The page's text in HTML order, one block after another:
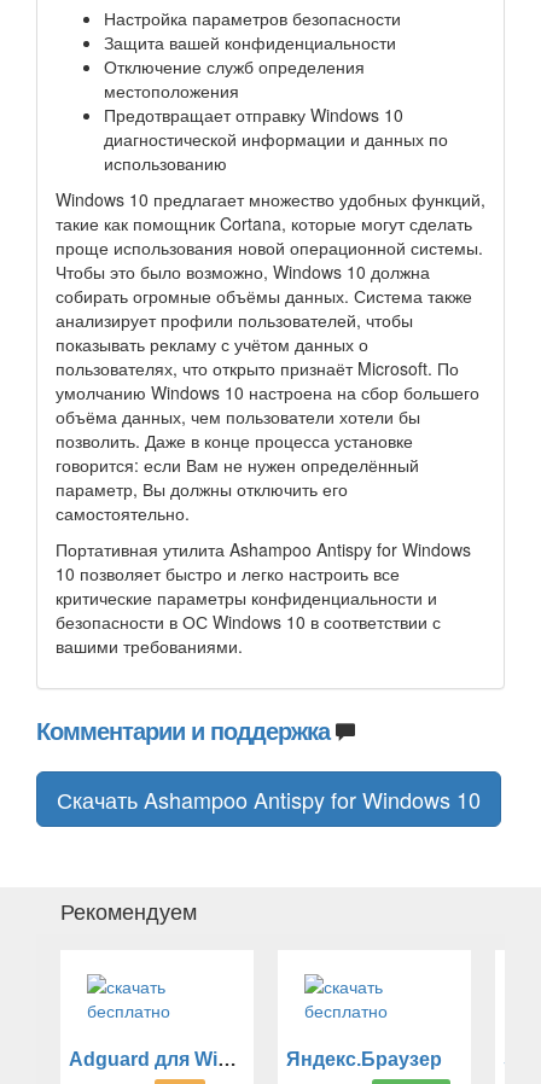
Настройка параметров безопасности
Защита вашей конфиденциальности
Отключение служб определения
местоположения
Предотвращает отправку Windows 10
диагностической информации и данных по
использованию
Windows 10 предлагает множество удобных функций,
такие как помощник Cortana, которые могут сделать
проще использования новой операционной системы.
Чтобы это было возможно, Windows 10 должна
собирать огромные объёмы данных. Система также
анализирует профили пользователей, чтобы
показывать рекламу с учётом данных о
пользователях, что открыто признаёт Microsoft. По
умолчанию Windows 10 настроена на сбор большего
объёма данных, чем пользователи хотели бы
позволить. Даже в конце процесса установке
говорится: если Вам не нужен определённый
параметр, Вы должны отключить его
самостоятельно.
Портативная утилита Ashampoo Antispy for Windows
10 позволяет быстро и легко настроить все
критические параметры конфиденциальности и
безопасности в ОС Windows 10 в соответствии с
вашими требованиями.
Комментарии и поддержка
Скачать Ashampoo Antispy for Windows 10
Рекомендуем
Adguard для Windows Яндекс.Браузер